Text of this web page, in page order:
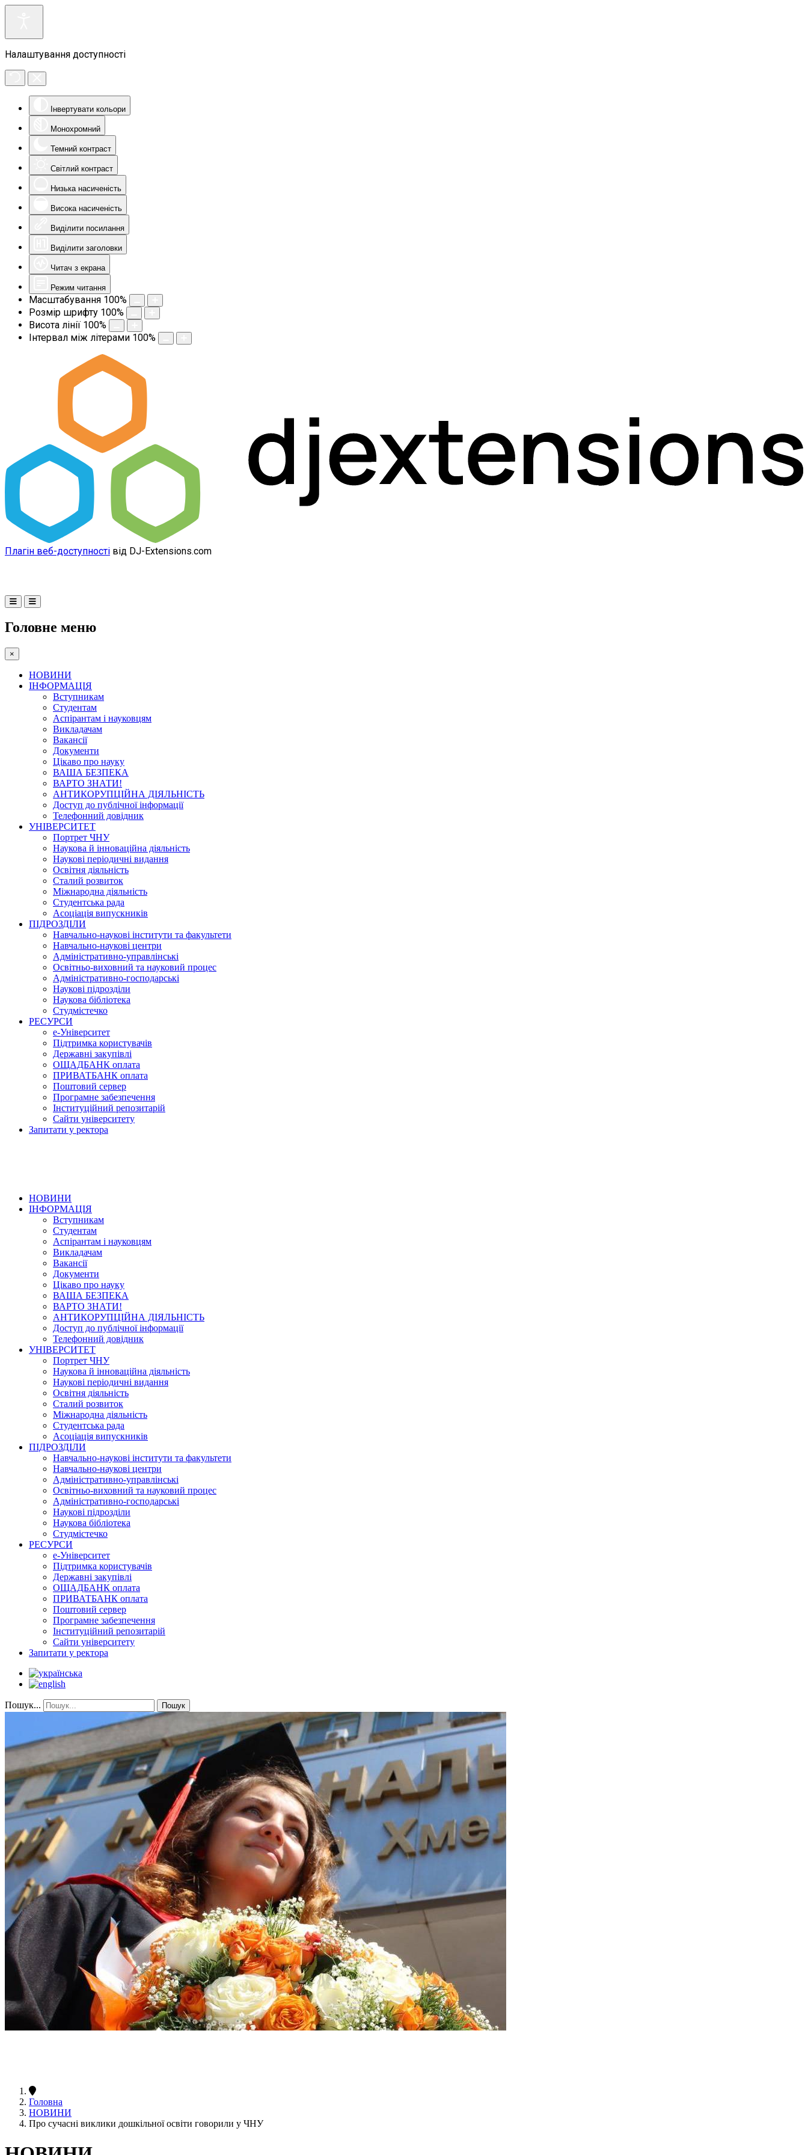
Налаштування доступності
Інвертувати кольори
Монохромний
Темний контраст
Світлий контраст
Низька насиченість
Висока насиченість
Виділити посилання
Виділити заголовки
Читач з екрана
Режим читання
Масштабування 100%
Розмір шрифту 100%
Висота лінії 100%
Інтервал між літерами 100%
Плагін веб-доступності від DJ-Extensions.com
Головне меню
×
НОВИНИ
ІНФОРМАЦІЯ
Вступникам
Студентам
Аспірантам і науковцям
Викладачам
Вакансії
Документи
Цікаво про науку
ВАША БЕЗПЕКА
ВАРТО ЗНАТИ!
АНТИКОРУПЦІЙНА ДІЯЛЬНІСТЬ
Доступ до публічної інформації
Телефонний довідник
УНІВЕРСИТЕТ
Портрет ЧНУ
Наукова й інноваційна діяльність
Наукові періодичні видання
Освітня діяльність
Сталий розвиток
Міжнародна діяльність
Студентська рада
Асоціація випускників
ПІДРОЗДІЛИ
Навчально-наукові інститути та факультети
Навчально-наукові центри
Адміністративно-управлінські
Освітньо-виховний та науковий процес
Адміністративно-господарські
Наукові підрозділи
Наукова бібліотека
Студмістечко
РЕСУРСИ
е-Університет
Підтримка користувачів
Державні закупівлі
ОЩАДБАНК оплата
ПРИВАТБАНК оплата
Поштовий сервер
Програмне забезпечення
Інституційний репозитарій
Сайти університету
Запитати у ректора
НОВИНИ
ІНФОРМАЦІЯ
Вступникам
Студентам
Аспірантам і науковцям
Викладачам
Вакансії
Документи
Цікаво про науку
ВАША БЕЗПЕКА
ВАРТО ЗНАТИ!
АНТИКОРУПЦІЙНА ДІЯЛЬНІСТЬ
Доступ до публічної інформації
Телефонний довідник
УНІВЕРСИТЕТ
Портрет ЧНУ
Наукова й інноваційна діяльність
Наукові періодичні видання
Освітня діяльність
Сталий розвиток
Міжнародна діяльність
Студентська рада
Асоціація випускників
ПІДРОЗДІЛИ
Навчально-наукові інститути та факультети
Навчально-наукові центри
Адміністративно-управлінські
Освітньо-виховний та науковий процес
Адміністративно-господарські
Наукові підрозділи
Наукова бібліотека
Студмістечко
РЕСУРСИ
е-Університет
Підтримка користувачів
Державні закупівлі
ОЩАДБАНК оплата
ПРИВАТБАНК оплата
Поштовий сервер
Програмне забезпечення
Інституційний репозитарій
Сайти університету
Запитати у ректора
Пошук... Пошук
Головна
НОВИНИ
Про сучасні виклики дошкільної освіти говорили у ЧНУ